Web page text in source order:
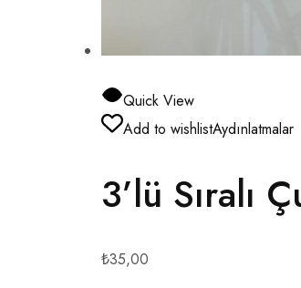
Quick View
Add to wishlistAydınlatmalar
3’lü Sıralı
₺35,00